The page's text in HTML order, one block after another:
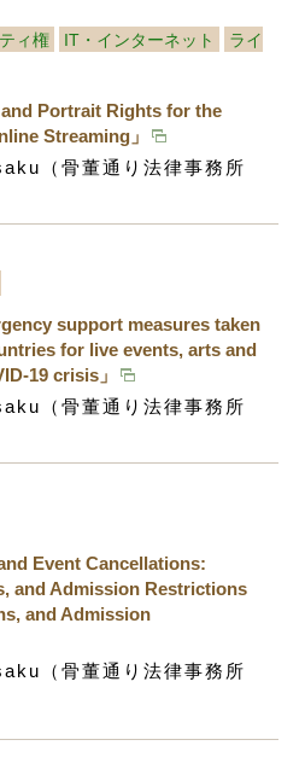
ィ権 IT・インターネット
ライ
Portrait Rights for the
Streaming」
（骨董通り法律事務所
support measures taken
for live events, arts and
19 crisis」
（骨董通り法律事務所
Event Cancellations:
and Admission Restrictions
and Admission
（骨董通り法律事務所